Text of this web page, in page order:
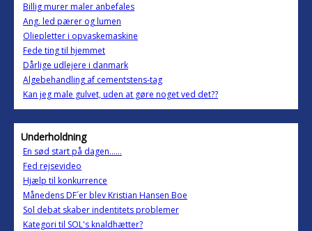
Billig murer maler anbefales
Ang. led pærer og lumen
Oliepletter i opvaskemaskine
Fede ting til hjemmet
Dårlige udlejere i danmark
Algebehandling af cementstens-tag
Kan jeg male gulvet, uden at gøre noget ved det??
Underholdning
En sød start på dagen......
Fed rejsevideo
Hjælp til konkurrence
Månedens DF´er blev Kristian Hansen Boe
Sol debat skaber indentitets problemer
Kategori til SOL's knaldhætter?